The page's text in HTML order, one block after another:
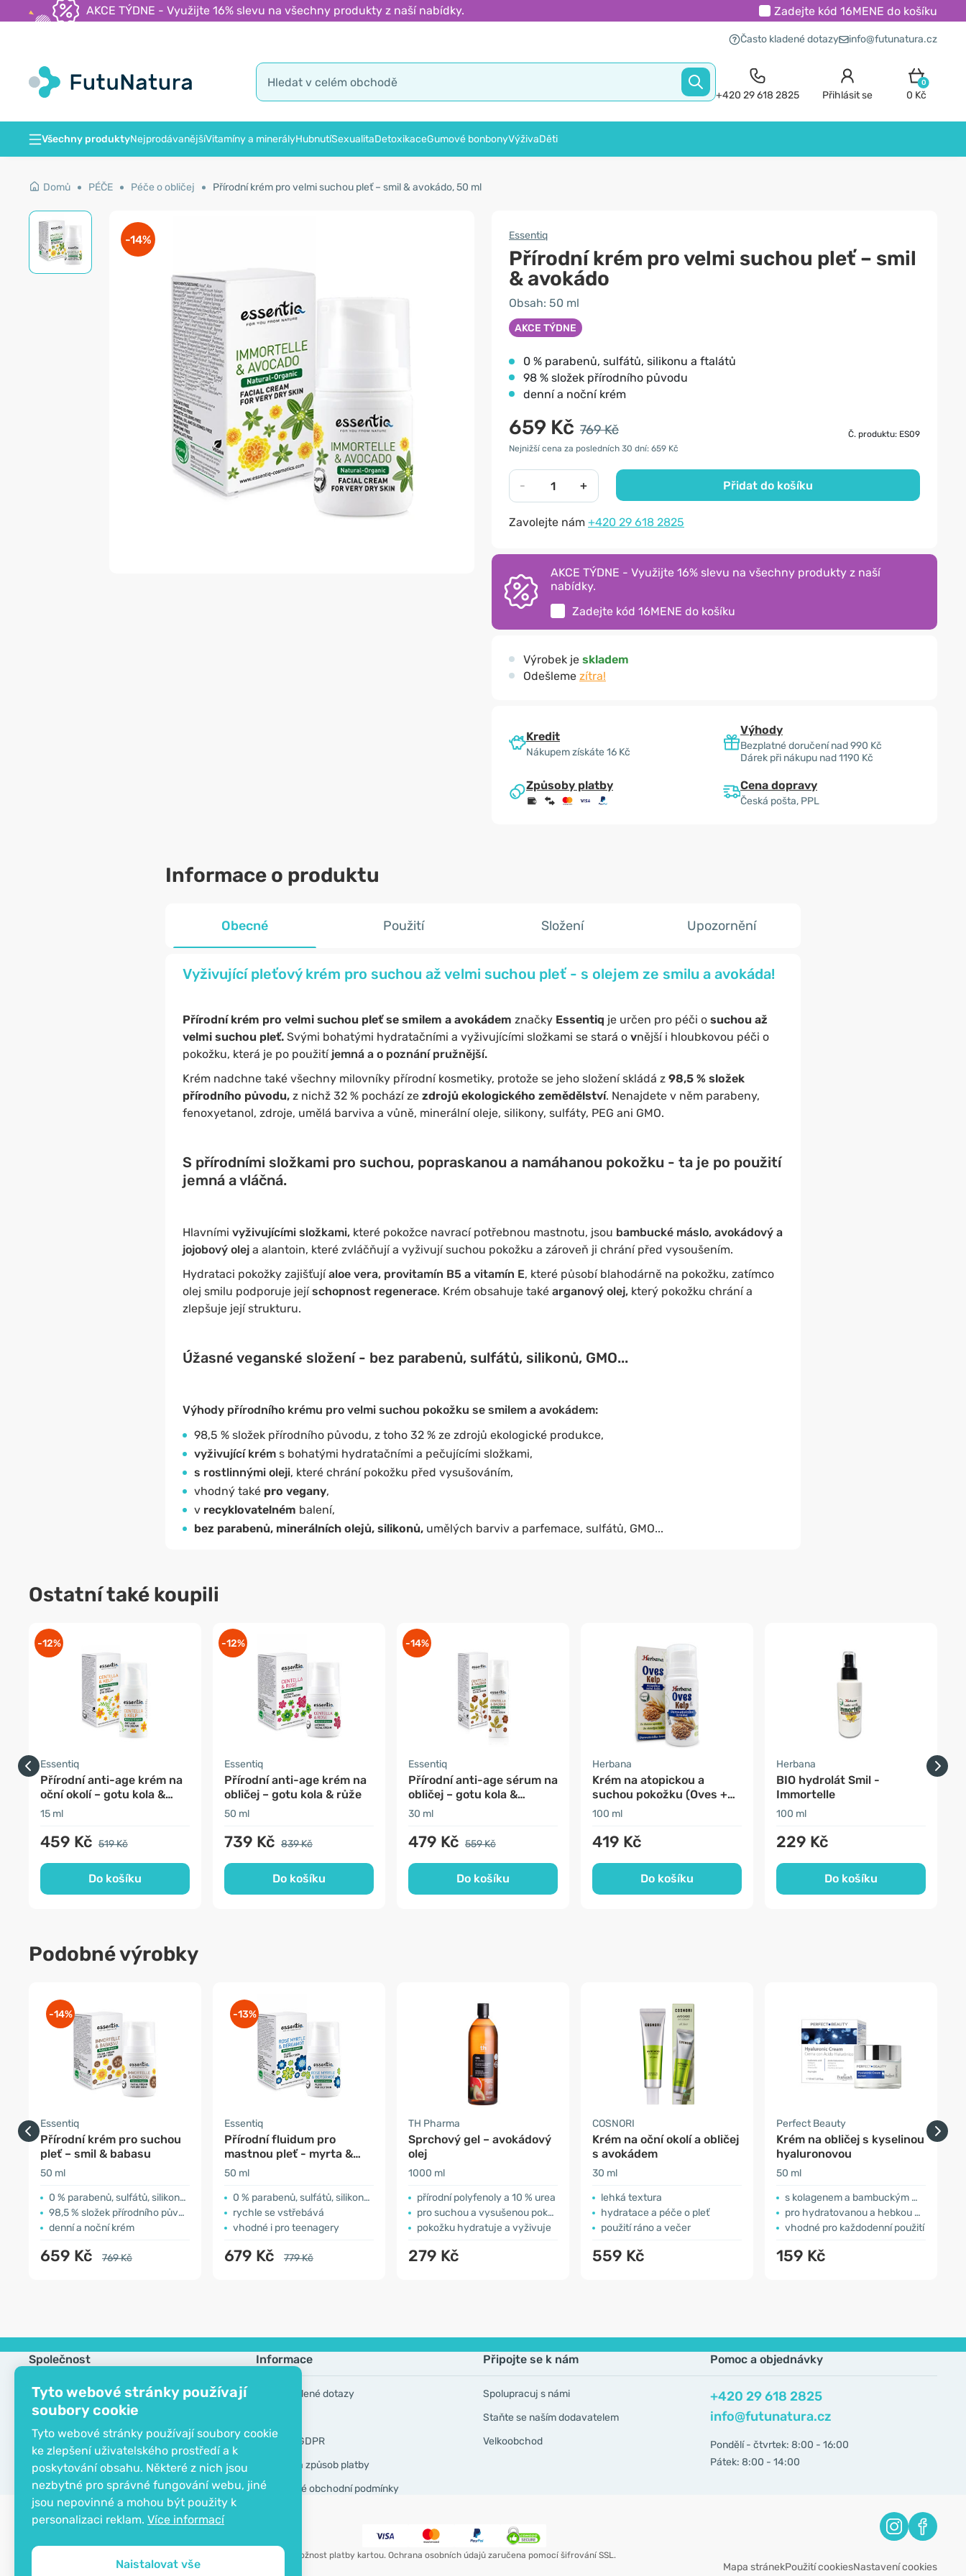
Tyto webové stránky používají
soubory cookie
Tyto webové stránky používají soubory cookie
ke zlepšení uživatelského prostředí a k
poskytování obsahu. Některé z nich jsou
nezbytné pro správné fungování webu, jiné
jsou nepovinné a mohou být použity k
personalizaci reklam. Více informací
Naistalovat vše
AKCE TÝDNE - Využijte 16% slevu na všechny produkty z naší nabídky. Zadejte kód 16MENE do košíku
Často kladené dotazy info@futunatura.cz
+420 29 618 2825 Přihlásit se
0
0 Kč
Všechny produktyNejprodávanějšíVitamíny a minerályHubnutíSexualitaDetoxikaceGumové bonbonyVýživaDěti
Domů PÉČE Péče o obličej Přírodní krém pro velmi suchou pleť – smil & avokádo, 50 ml
-14% Essentiq
Přírodní krém pro velmi suchou pleť – smil
& avokádo
Obsah: 50 ml
AKCE TÝDNE
0 % parabenů, sulfátů, silikonu a ftalátů
98 % složek přírodního původu
denní a noční krém
659 Kč 769 Kč
Č. produktu: ES09
Nejnižší cena za posledních 30 dní: 659 Kč
- + Přidat do košíku
Zavolejte nám +420 29 618 2825
AKCE TÝDNE - Využijte 16% slevu na všechny produkty z naší
nabídky.
Zadejte kód 16MENE do košíku
Výrobek je skladem
Odešleme zítra!
Kredit
Nákupem získáte 16 Kč
Výhody
Bezplatné doručení nad 990 Kč
Dárek při nákupu nad 1190 Kč
Způsoby platby Cena dopravy
Česká pošta, PPL
Informace o produktu
Obecné Použití Složení Upozornění
Vyživující pleťový krém pro suchou až velmi suchou pleť - s olejem ze smilu a avokáda!
Přírodní krém pro velmi suchou pleť se smilem a avokádem značky Essentiq je určen pro péči o suchou až
velmi suchou pleť.Svými bohatými hydratačními a vyživujícími složkami se stará o vnější i hloubkovou péči o
pokožku, která je po použití jemná a o poznání pružnější.
Krém nadchne také všechny milovníky přírodní kosmetiky, protože se jeho složení skládá z 98,5 % složek
přírodního původu,z nichž 32 % pochází ze zdrojů ekologického zemědělství. Nenajdete v něm parabeny,
fenoxyetanol, zdroje, umělá barviva a vůně, minerální oleje, silikony, sulfáty, PEG ani GMO.
S přírodními složkami pro suchou, popraskanou a namáhanou pokožku - ta je po použití
jemná a vláčná.
Hlavními vyživujícími složkami,které pokožce navrací potřebnou mastnotu, jsou bambucké máslo, avokádový a
jojobový olej a alantoin, které zvláčňují a vyživují suchou pokožku a zároveň ji chrání před vysoušením.
Hydrataci pokožky zajišťujíaloe vera, provitamín B5 a vitamín E, které působí blahodárně na pokožku, zatímco
olej smilu podporuje jejíschopnost regenerace. Krém obsahuje také arganový olej,který pokožku chrání a
zlepšuje její strukturu.
Úžasné veganské složení - bez parabenů, sulfátů, silikonů, GMO...
Výhody přírodního krému pro velmi suchou pokožku se smilem a avokádem:
98,5 % složek přírodního původu, z toho 32 % ze zdrojů ekologické produkce,
vyživující krém s bohatými hydratačními a pečujícími složkami,
s rostlinnými oleji, které chrání pokožku před vysušováním,
vhodný také pro vegany,
v recyklovatelném balení,
bez parabenů, minerálních olejů, silikonů,umělých barviv a parfemace, sulfátů, GMO...
Ostatní také koupili
-12%
Essentiq
Přírodní anti-age krém na
oční okolí – gotu kola &
kelp
15 ml
459 Kč 519 Kč
Do košíku
-12%
Essentiq
Přírodní anti-age krém na
obličej – gotu kola & růže
50 ml
739 Kč 839 Kč
Do košíku
-14%
Essentiq
Přírodní anti-age sérum na
obličej – gotu kola &
baobab
30 ml
479 Kč 559 Kč
Do košíku
Herbana
Krém na atopickou a
suchou pokožku (Oves +
Kelp)
100 ml
419 Kč
Do košíku
Herbana
BIO hydrolát Smil -
Immortelle
100 ml
229 Kč
Do košíku
Podobné výrobky
-14%
Essentiq
Přírodní krém pro suchou
pleť – smil & babasu
50 ml
0 % parabenů, sulfátů, silikonu a ftalátů
98,5 % složek přírodního původu
denní a noční krém
659 Kč 769 Kč
-13%
Essentiq
Přírodní fluidum pro
mastnou pleť - myrta &
bergamot
50 ml
0 % parabenů, sulfátů, silikonu a ftalátů
rychle se vstřebává
vhodné i pro teenagery
679 Kč 779 Kč
TH Pharma
Sprchový gel – avokádový
olej
1000 ml
přírodní polyfenoly a 10 % urea
pro suchou a vysušenou pokožku
pokožku hydratuje a vyživuje
279 Kč
COSNORI
Krém na oční okolí a obličej
s avokádem
30 ml
lehká textura
hydratace a péče o pleť
použití ráno a večer
559 Kč
Perfect Beauty
Krém na obličej s kyselinou
hyaluronovou
50 ml
s kolagenem a bambuckým máslem
pro hydratovanou a hebkou pokožku
vhodné pro každodenní použití
159 Kč
Společnost
Kontakt
O společnosti
EKO certifikát
Informace
Často kladené dotazy
Nástroje GDPR
Doprava a způsob platby
Všeobecné obchodní podmínky
Připojte se k nám
Spolupracuj s námi
Staňte se naším dodavatelem
Velkoobchod
Pomoc a objednávky
+420 29 618 2825
info@futunatura.cz
Pondělí - čtvrtek: 8:00 - 16:00
Pátek: 8:00 - 14:00
Možnost platby kartou. Ochrana osobních údajů zaručena pomocí šifrování SSL.
Copyright © 2012 - 2026   |   Be Healthy Group d.o.o. Mapa stránekPoužití cookiesNastavení cookies